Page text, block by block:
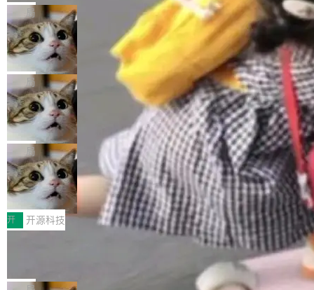
的核心质量命题。会上，《2026智能研发生产力
工具选型手册》发布，Testin云测的Testin XAge
nt智能测试系统入选AI测试领域代表产品。对CI
O而言，这提示了一个转变：AI测试正在从效率
工具升级为企业的质量基础设施。 CIO面对的新
现实 过去两年，CIO们的焦虑清单上多了两项：
一是如何让大模型和智能体应用安全地从PoC走
向生产，二是如何让测试团队跟得上AI应用...
eev 管它叫"软件设计的基石"。 他说的东西不新
鲜——代数数据类型（ADT），尤其是和类型
（sum type）。但他说清楚了一件事：这不是类
型系统的学术体操，是日常编码的思维方式。 文
章从一个简单的例子切入。一个网站的深色主题
设置，如果用布尔值 + 可空字段来表示——bool
ean 表示是否可切换，nullable 的默认模式、浅
色方案、深色方案——会产生大量无意义的组
合。方案缺了、配置冲突了、全 null 了。要知道
哪些组合有效，作者说，你得靠"文档、校验、或
者部落知识"。 换个写法。Rust 的 enum，两个
变体：Switchable...
局
Cloudflare 开源内部企业 AI 平台 Clou
dflare OS
Cloudflare 发布了一个开源项目 Cloudflare O
S。如果你只看官方博客，你会觉得这是又一
个"AI 知识库 + 聊天机器人"——每个大厂都在
做，没什么新鲜的。 但 Kenton Varda 在 Twitte
r 上把事情说清楚了： 今天我们发布了 Cloudfla
re OS，一个带连接器的聊天机器人，跟其他所
有科技公司做的一样。只不过，实际上它不一
样。这是 Sandstorm.io 的重制版，我十年前的
那个创业公司。不同的是，这次它构建在 Cloudf
lare Workers 上——我花了九年时间搭建的平台
——并且深度集成了 AI。这基本上是我十年秘密
局
Deno 团队开源 Celld，可自托管的分
布式 Durable Objects
Ryan Dahl 领导的 Deno 团队推出了最新开源项
目 Celld，一个能在自己机器上运行 Cloudflare
Workers 和 Durable Objects 的守护进程。 设
计思路很直接：每个对象是一个独立的 SQLite
数据库，按名称寻址，复制到你自己的 S3 兼容
存储库里。节点之间只通过这个存储库协调——
没有控制平面，没有共识协议。每个对象自带一
个小型数据库，应用天然按分片构建，单个数据
库的竞争和爆炸半径问题在设计层面就被消除
了。 闲置的 cell 会休眠到几乎不占资源。当 cel
局
鲁大师7月新机性能/流畅/AI榜：vivo夺
性能、流畅双第一，三星Galaxy Z系列
新折叠缺席
2026年7月的手机市场，由于存储等硬件成本暴
增，手机厂商的日子也不好过啊，新机速度明显
放缓，因此硝烟味淡了许多。新机参数规格除开
Fold8 / Z Flip8）外，其余要么是中低端机器，
例如iQOO Z11i、REDMI Note 17、REDMI No
开 开源科技
Zed 编辑器团队发布了新项目——DeltaDB，一
个在 git commit 之间记录每一次编辑操作的版